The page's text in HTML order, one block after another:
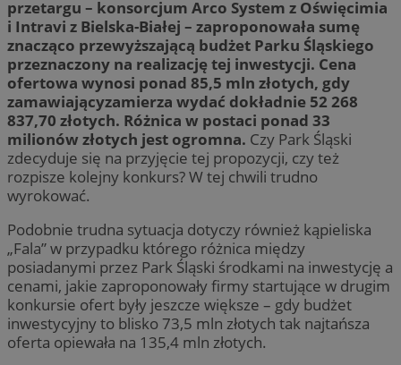
przetargu – konsorcjum Arco System z Oświęcimia
i Intravi z Bielska-Białej – zaproponowała sumę
znacząco przewyższającą budżet Parku Śląskiego
przeznaczony na realizację tej inwestycji. Cena
ofertowa wynosi ponad 85,5 mln złotych, gdy
zamawiającyzamierza wydać dokładnie 52 268
837,70 złotych. Różnica w postaci ponad 33
milionów złotych jest ogromna. Czy Park Śląski
zdecyduje się na przyjęcie tej propozycji, czy też
rozpisze kolejny konkurs? W tej chwili trudno
wyrokować.
Podobnie trudna sytuacja dotyczy również kąpieliska
„Fala” w przypadku którego różnica między
posiadanymi przez Park Śląski środkami na inwestycję a
cenami, jakie zaproponowały firmy startujące w drugim
konkursie ofert były jeszcze większe – gdy budżet
inwestycyjny to blisko 73,5 mln złotych tak najtańsza
oferta opiewała na 135,4 mln złotych.